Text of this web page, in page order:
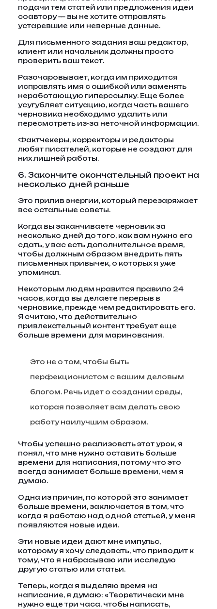
подачи тем статей или предложения идеи
соавтору — вы не хотите отправлять
устаревшие или неверные данные.
Для письменного задания ваш редактор,
клиент или начальник должны просто
проверить ваш текст.
Разочаровывает, когда им приходится
исправлять имя с ошибкой или заменять
неработающую гиперссылку. Еще более
усугубляет ситуацию, когда часть вашего
черновика необходимо удалить или
пересмотреть из-за неточной информации.
Фактчекеры, корректоры и редакторы
любят писателей, которые не создают для
них лишней работы.
6. Закончите окончательный проект на
несколько дней раньше
Это прилив энергии, который перезаряжает
все остальные советы.
Когда вы заканчиваете черновик за
несколько дней до того, как вам нужно его
сдать, у вас есть дополнительное время,
чтобы должным образом внедрить пять
письменных привычек, о которых я уже
упоминал.
Некоторым людям нравится правило 24
часов, когда вы делаете перерыв в
черновике, прежде чем редактировать его.
Я считаю, что действительно
привлекательный контент требует еще
больше времени для маринования.
Это не о том, чтобы быть
перфекционистом с вашим деловым
блогом. Речь идет о создании среды,
которая позволяет вам делать свою
работу наилучшим образом.
Чтобы успешно реализовать этот урок, я
понял, что мне нужно оставить больше
времени для написания, потому что это
всегда занимает больше времени, чем я
думаю.
Одна из причин, по которой это занимает
больше времени, заключается в том, что
когда я работаю над одной статьей, у меня
появляются новые идеи.
Эти новые идеи дают мне импульс,
которому я хочу следовать, что приводит к
тому, что я набрасываю или исследую
другую статью или статьи.
Теперь, когда я выделяю время на
написание, я думаю: «Теоретически мне
нужно еще три часа, чтобы написать,